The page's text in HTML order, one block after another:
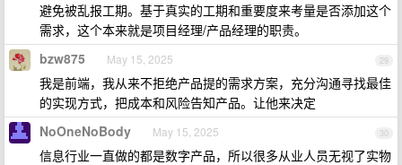
避免被乱报工期。基于真实的工期和重要度来考量是否添加这个
需求，这个本来就是项目经理/产品经理的职责。
29
bzw875 May 15, 2025
我是前端，我从来不拒绝产品提的需求方案，充分沟通寻找最佳
的实现方式，把成本和风险告知产品。让他来决定
30
NoOneNoBody May 15, 2025
信息行业一直做的都是数字产品，所以很多从业人员无视了实物